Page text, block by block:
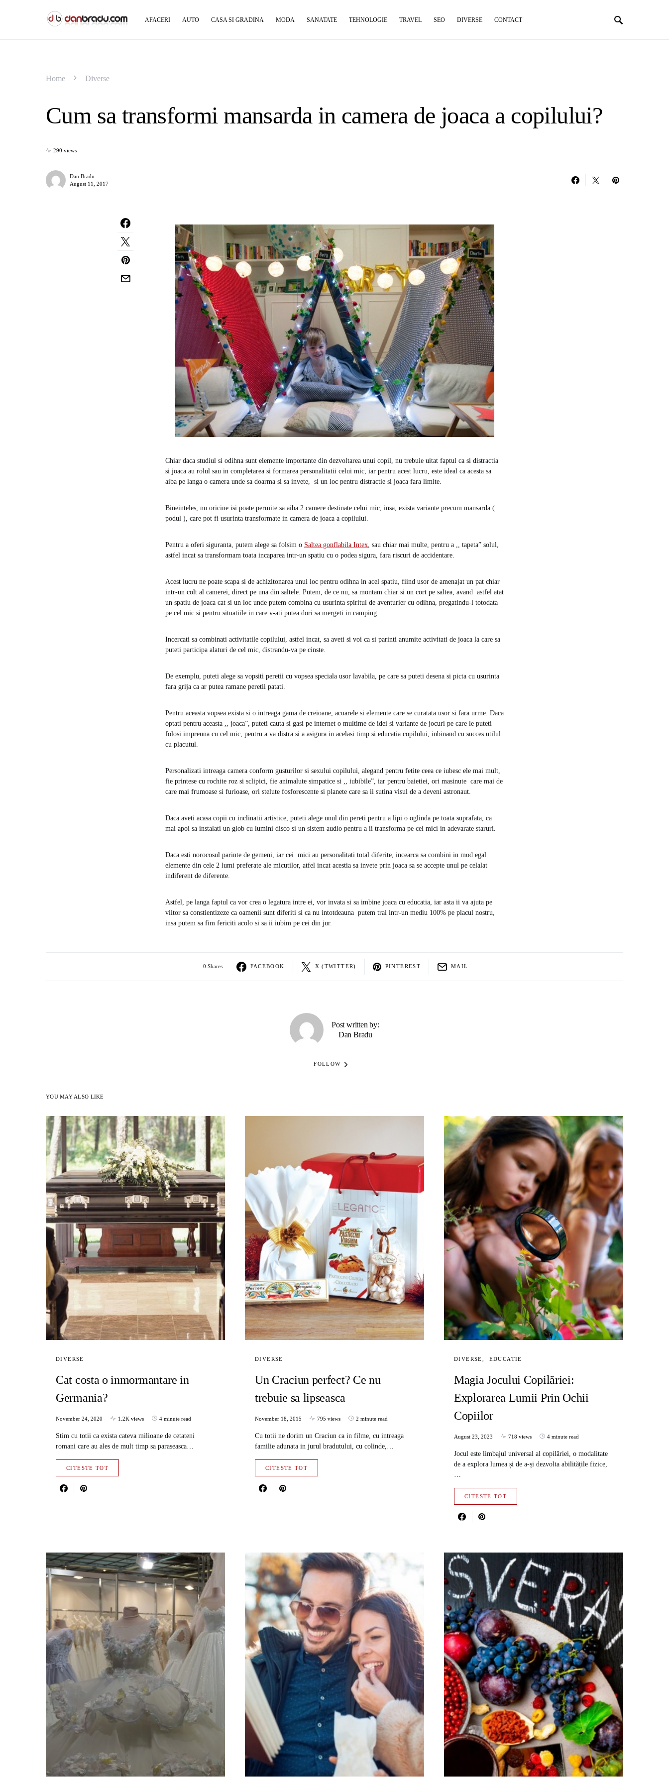
AFACERI AUTO CASA SI GRADINA MODA SANATATE TEHNOLOGIE TRAVEL SEO DIVERSE CONTACT
Home Diverse
Cum sa transformi mansarda in camera de joaca a copilului?
290 views
Dan Bradu
August 11, 2017
Chiar daca studiul si odihna sunt elemente importante din dezvoltarea unui copil, nu trebuie uitat faptul ca si distractia
si joaca au rolul sau in completarea si formarea personalitatii celui mic, iar pentru acest lucru, este ideal ca acesta sa
aiba pe langa o camera unde sa doarma si sa invete, si un loc pentru distractie si joaca fara limite.
Bineinteles, nu oricine isi poate permite sa aiba 2 camere destinate celui mic, insa, exista variante precum mansarda (
podul ), care pot fi usurinta transformate in camera de joaca a copilului.
Pentru a oferi siguranta, putem alege sa folsim o Saltea gonflabila Intex , sau chiar mai multe, pentru a ,, tapeta” solul,
astfel incat sa transformam toata incaparea intr-un spatiu cu o podea sigura, fara riscuri de accidentare.
Acest lucru ne poate scapa si de achizitonarea unui loc pentru odihna in acel spatiu, fiind usor de amenajat un pat chiar
intr-un colt al camerei, direct pe una din saltele. Putem, de ce nu, sa montam chiar si un cort pe saltea, avand astfel atat
un spatiu de joaca cat si un loc unde putem combina cu usurinta spiritul de aventurier cu odihna, pregatindu-l totodata
pe cel mic si pentru situatiile in care v-ati putea dori sa mergeti in camping.
Incercati sa combinati activitatile copilului, astfel incat, sa aveti si voi ca si parinti anumite activitati de joaca la care sa
puteti participa alaturi de cel mic, distrandu-va pe cinste.
De exemplu, puteti alege sa vopsiti peretii cu vopsea speciala usor lavabila, pe care sa puteti desena si picta cu usurinta
fara grija ca ar putea ramane peretii patati.
Pentru aceasta vopsea exista si o intreaga gama de creioane, acuarele si elemente care se curatata usor si fara urme. Daca
optati pentru aceasta ,, joaca”, puteti cauta si gasi pe internet o multime de idei si variante de jocuri pe care le puteti
folosi impreuna cu cel mic, pentru a va distra si a asigura in acelasi timp si educatia copilului, inbinand cu succes utilul
cu placutul.
Personalizati intreaga camera conform gusturilor si sexului copilului, alegand pentru fetite ceea ce iubesc ele mai mult,
fie printese cu rochite roz si sclipici, fie animalute simpatice si ,, iubibile”, iar pentru baietiei, ori masinute care mai de
care mai frumoase si furioase, ori stelute fosforescente si planete care sa ii sutina visul de a deveni astronaut.
Daca aveti acasa copii cu inclinatii artistice, puteti alege unul din pereti pentru a lipi o oglinda pe toata suprafata, ca
mai apoi sa instalati un glob cu lumini disco si un sistem audio pentru a ii transforma pe cei mici in adevarate staruri.
Daca esti norocosul parinte de gemeni, iar cei mici au personalitati total diferite, incearca sa combini in mod egal
elemente din cele 2 lumi preferate ale micutilor, atfel incat acestia sa invete prin joaca sa se accepte unul pe celalat
indiferent de diferente.
Astfel, pe langa faptul ca vor crea o legatura intre ei, vor invata si sa imbine joaca cu educatia, iar asta ii va ajuta pe
viitor sa constientizeze ca oamenii sunt diferiti si ca nu intotdeauna putem trai intr-un mediu 100% pe placul nostru,
insa putem sa fim fericiti acolo si sa ii iubim pe cei din jur.
0 Shares FACEBOOK X (TWITTER) PINTEREST MAIL
Post written by:
Dan Bradu
FOLLOW
YOU MAY ALSO LIKE
DIVERSE
Cat costa o inmormantare in
Germania?
November 24, 2020 1.2K views 4 minute read
Stim cu totii ca exista cateva milioane de cetateni
romani care au ales de mult timp sa paraseasca…
CITESTE TOT
DIVERSE
Un Craciun perfect? Ce nu
trebuie sa lipseasca
November 18, 2015 795 views 2 minute read
Cu totii ne dorim un Craciun ca in filme, cu intreaga
familie adunata in jurul bradutului, cu colinde,…
CITESTE TOT
DIVERSE EDUCATIE
Magia Jocului Copilăriei:
Explorarea Lumii Prin Ochii
Copiilor
August 23, 2023 718 views 4 minute read
Jocul este limbajul universal al copilăriei, o modalitate
de a explora lumea și de a-și dezvolta abilitățile fizice,
CITESTE TOT